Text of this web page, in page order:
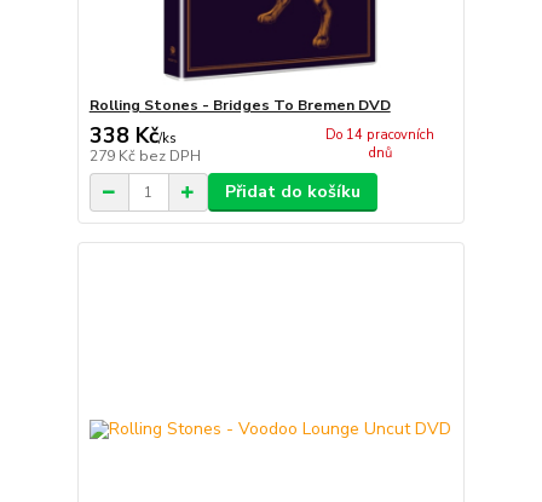
Rolling Stones - Bridges To Bremen DVD
338 Kč/ks
279 Kč bez DPH
Do 14 pracovních
dnů
Přidat do košíku